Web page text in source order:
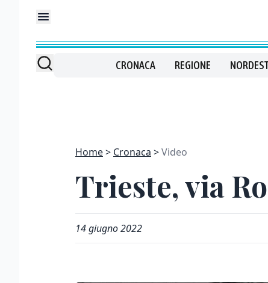
CRONACA REGIONE
Home Cronaca Video
Trieste, via
14 giugno 2022